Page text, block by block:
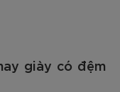
giày có đệm